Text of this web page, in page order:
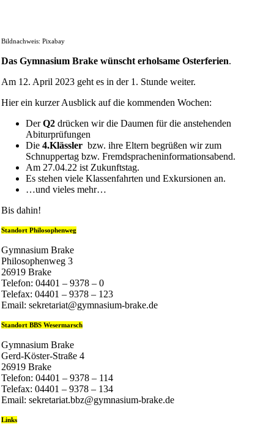
Bildnachweis: Pixabay
Das Gymnasium Brake wünscht erholsame Osterferien.
Am 12. April 2023 geht es in der 1. Stunde weiter.
Hier ein kurzer Ausblick auf die kommenden Wochen:
DerQ2drücken wir die Daumen für die anstehenden
Abiturprüfungen
Die 4.Klässlerbzw. ihre Eltern begrüßen wir zum
Schnuppertag bzw. Fremdspracheninformationsabend.
Am 27.04.22 ist Zukunftstag.
Es stehen viele Klassenfahrten und Exkursionen an.
…und vieles mehr…
Bis dahin!
Standort Philosophenweg
Gymnasium Brake
Philosophenweg 3
26919 Brake
Telefon: 04401 – 9378 – 0
Telefax: 04401 – 9378 – 123
Email: sekretariat@gymnasium-brake.de
Standort BBS Wesermarsch
Gymnasium Brake
Gerd-Köster-Straße 4
26919 Brake
Telefon: 04401 – 9378 – 114
Telefax: 04401 – 9378 – 134
Email: sekretariat.bbz@gymnasium-brake.de
Links